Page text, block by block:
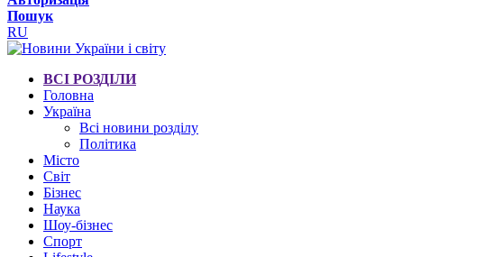
Пошук
RU
ВСІ РОЗДІЛИ
Головна
Україна
Всі новини розділу
Політика
Місто
Світ
Бізнес
Наука
Шоу-бізнес
Спорт